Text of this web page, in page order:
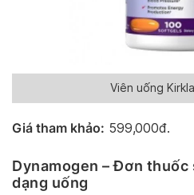
Viên uống
Giá tham khảo: 599,000đ.
Dynamogen – Đơn thuốc
dạng uống